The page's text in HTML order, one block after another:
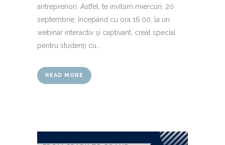
antreprenori. Astfel, te invităm miercuri, 20
septembrie, începând cu ora 16.00, la un
webinar interactiv și captivant, creat special
pentru studenți cu...
READ MORE